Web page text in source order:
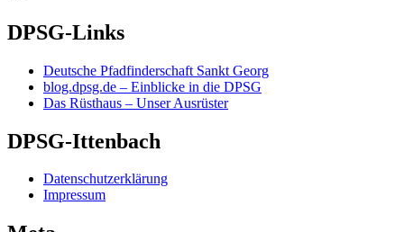
DPSG-Links
Deutsche Pfadfinderschaft Sankt Georg
blog.dpsg.de – Einblicke in die DPSG
Das Rüsthaus – Unser Ausrüster
DPSG-Ittenbach
Datenschutzerklärung
Impressum